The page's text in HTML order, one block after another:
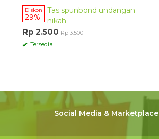
Diskon
29%
Tas spunbond undangan
nikah
Rp 2.500 Rp 3.500
Tersedia
Social Media & Marketplace